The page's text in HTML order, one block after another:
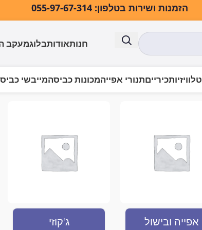
הזמנות ושירות בטלפון: 055-97-67-314
חנותאודותבלוגמעקב
טלוויזיותכירייםתנורי אפייהמכונות כביסהמייבשי
אפייה ובישול ג'קוזי